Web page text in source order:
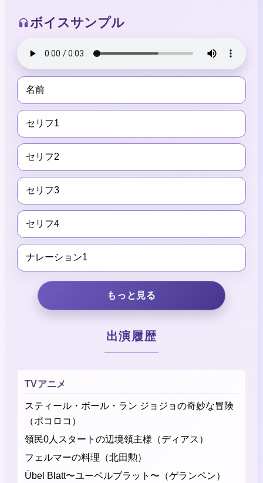
ボイスサンプル
名前
セリフ1
セリフ2
セリフ3
セリフ4
ナレーション1
もっと見る
出演履歴
TVアニメ
スティール・ボール・ラン ジョジョの奇妙な冒険
（ポコロコ）
領民0人スタートの辺境領主様（ディアス）
フェルマーの料理（北田勲）
Übel Blatt〜ユーベルブラット〜（ゲランペン）